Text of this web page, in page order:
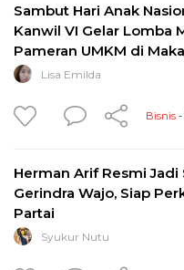
Sambut Hari Anak
Kanwil VI Gelar Lomba
Pameran UMKM di
Lisa Emilda
Bisnis -
Herman Arif Resmi Jadi
Gerindra Wajo, Siap
Partai
Syukur Nutu